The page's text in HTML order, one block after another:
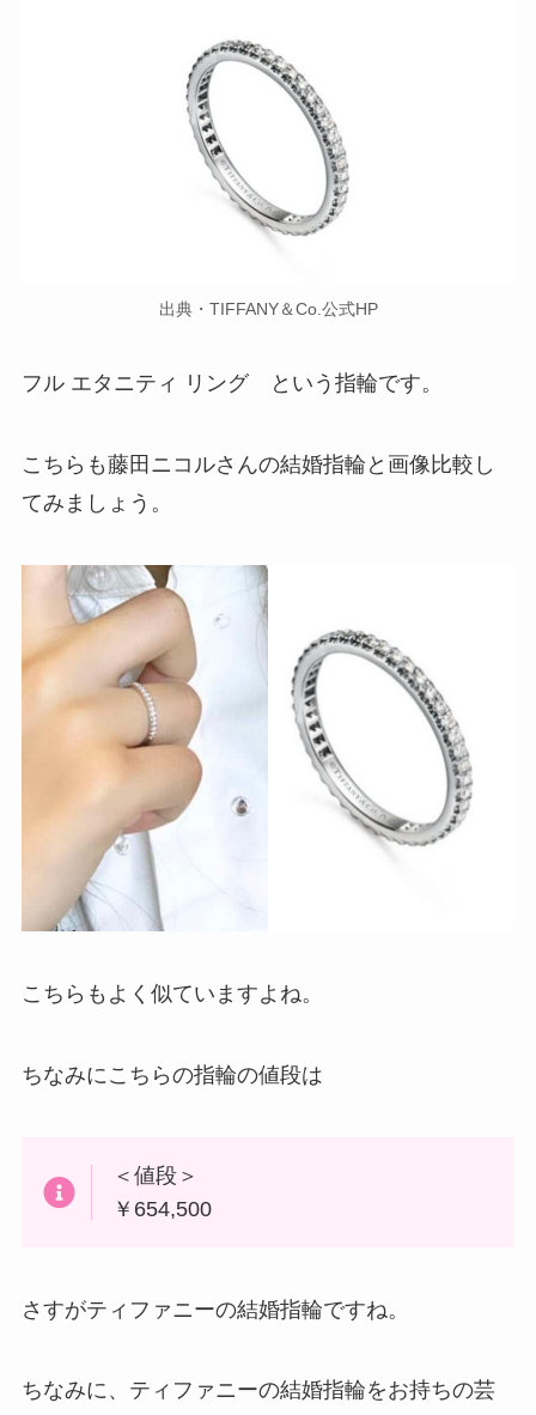
出典・TIFFANY＆Co.公式HP
フル エタニティ リング という指輪です。
こちらも藤田ニコルさんの結婚指輪と画像比較し
てみましょう。
こちらもよく似ていますよね。
ちなみにこちらの指輪の値段は
＜値段＞
￥654,500
さすがティファニーの結婚指輪ですね。
ちなみに、ティファニーの結婚指輪をお持ちの芸